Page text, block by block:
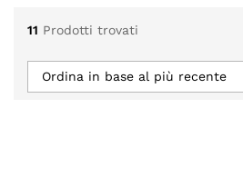
11 Prodotti trovati
Ordina in base al più recente